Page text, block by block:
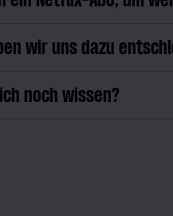
wir uns dazu
noch wissen?